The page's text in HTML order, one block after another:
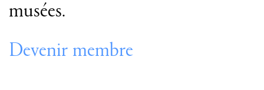
musées.
Devenir membre